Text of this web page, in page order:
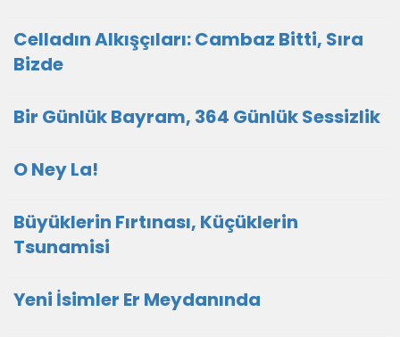
Celladın Alkışçıları: Cambaz Bitti, Sıra
Bizde
Bir Günlük Bayram, 364 Günlük Sessizlik
O Ney La!
Büyüklerin Fırtınası, Küçüklerin
Tsunamisi
Yeni İsimler Er Meydanında